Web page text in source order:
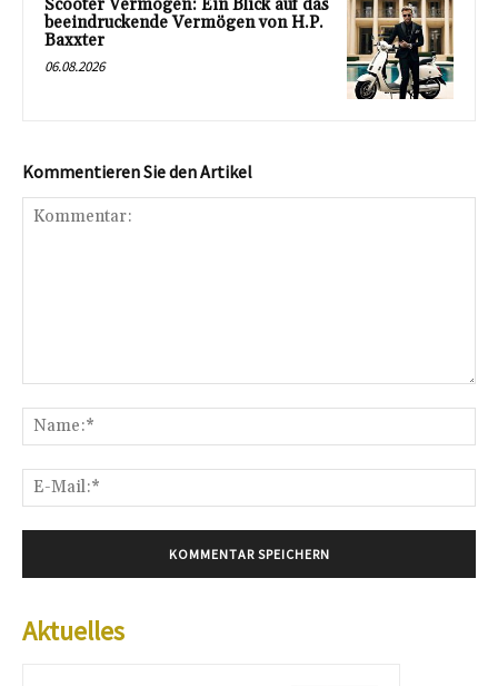
Scooter Vermögen: Ein Blick auf das
beeindruckende Vermögen von H.P.
Baxxter
06.08.2026
Kommentieren Sie den Artikel
Aktuelles